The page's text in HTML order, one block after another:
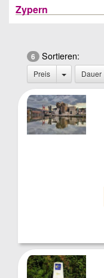
Zypern
6 Sortieren:
Preis Dauer